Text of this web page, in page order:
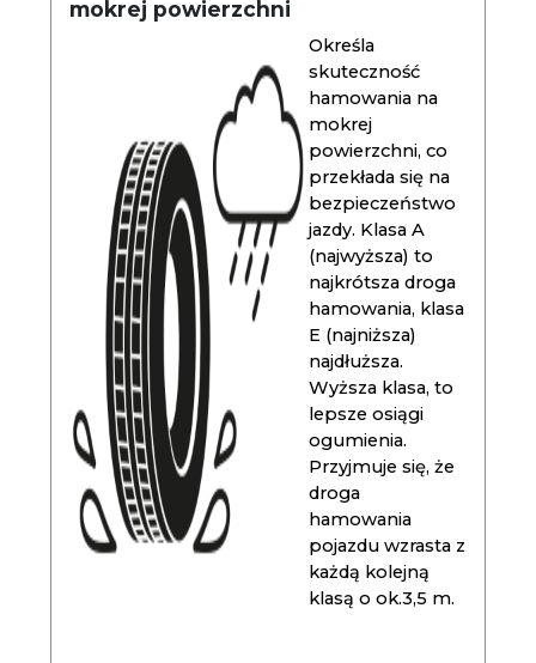
mokrej powierzchni
Określa
skuteczność
hamowania na
mokrej
powierzchni, co
przekłada się na
bezpieczeństwo
jazdy. Klasa A
(najwyższa) to
najkrótsza droga
hamowania, klasa
E (najniższa)
najdłuższa.
Wyższa klasa, to
lepsze osiągi
ogumienia.
Przyjmuje się, że
droga
hamowania
pojazdu wzrasta z
każdą kolejną
klasą o ok.3,5 m.